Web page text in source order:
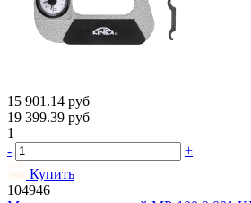
15 901.14 руб
19 399.39 руб
1
-
+
Купить
104946